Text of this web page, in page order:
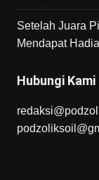
Setelah Juara
Mendapat
Hubungi Kami